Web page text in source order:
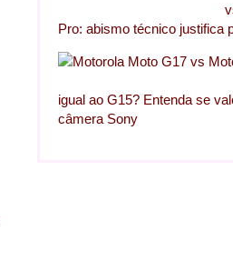
Pro: abismo técnico justifica
igual ao G15? Entenda se
câmera Sony